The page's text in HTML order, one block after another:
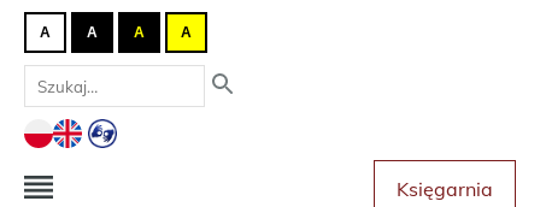
A A A A
Księgarnia